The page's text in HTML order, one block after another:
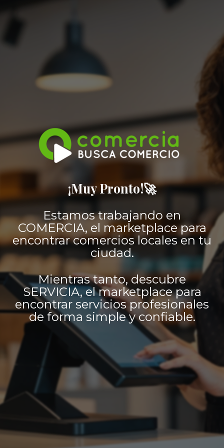
¡Muy Pronto!🚀
Estamos trabajando en
COMERCIA, el marketplace para
encontrar comercios locales en tu
ciudad.
Mientras tanto, descubre
SERVICIA, el marketplace para
encontrar servicios profesionales
de forma simple y confiable.